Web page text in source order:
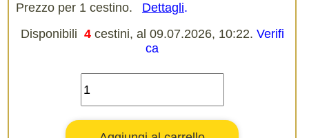
Prezzo per 1 cestino.
Dettagli.
Disponibili 4 cestini, al 09.07.2026, 10:22. Verifi
ca